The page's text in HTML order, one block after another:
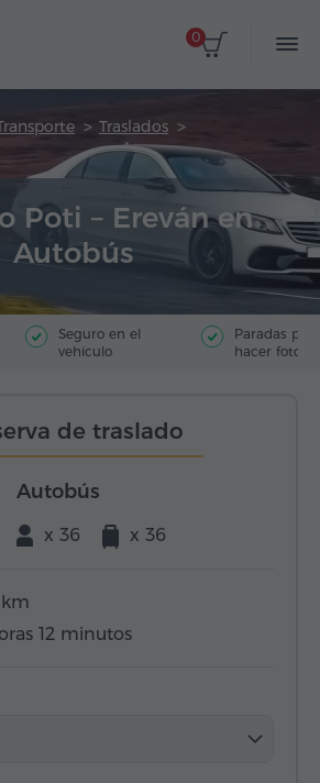
0
Traslados
Poti – Ereván en
Autobús
Seguro en el
vehículo
Paradas para
hacer fotos
de traslado
Autobús
x 36 x 36
12 minutos